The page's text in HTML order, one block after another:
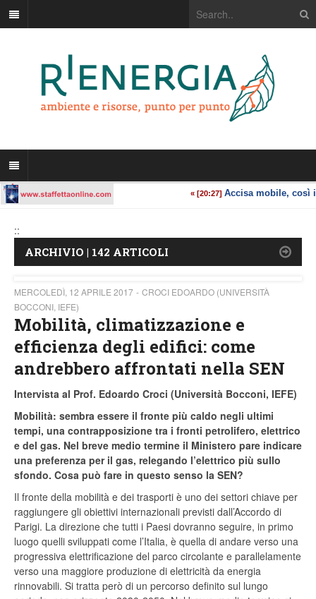
::
ARCHIVIO | 142 ARTICOLI
MERCOLEDÌ, 12 APRILE 2017
CROCI EDOARDO (UNIVERSITÀ
BOCCONI, IEFE)
Mobilità, climatizzazione e
efficienza degli edifici: come
andrebbero affrontati nella SEN
Intervista al Prof. Edoardo Croci (Università Bocconi, IEFE)
Mobilità: sembra essere il fronte più caldo negli ultimi
tempi, una contrapposizione tra i fronti petrolifero, elettrico
e del gas. Nel breve medio termine il Ministero pare indicare
una preferenza per il gas, relegando l’elettrico più sullo
sfondo. Cosa può fare in questo senso la SEN?
Il fronte della mobilità e dei trasporti è uno dei settori chiave per
raggiungere gli obiettivi internazionali previsti dall’Accordo di
Parigi. La direzione che tutti i Paesi dovranno seguire, in primo
luogo quelli sviluppati come l’Italia, è quella di andare verso una
progressiva elettrificazione del parco circolante e parallelamente
verso una maggiore produzione di elettricità da energia
rinnovabili. Si tratta però di un percorso definito sul lungo